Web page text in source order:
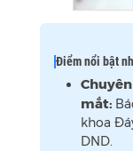
Điểm nổi bật
mắt:
khoa
DND.